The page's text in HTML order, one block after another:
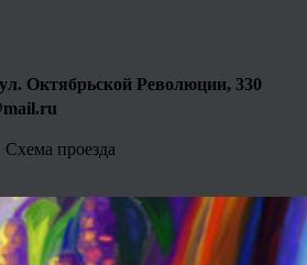
Октябрьской Революции, 330
Схема проезда